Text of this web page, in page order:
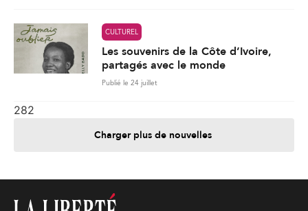
CULTUREL
Les souvenirs de la Côte d’Ivoire,
partagés avec le monde
Publié le 24 juillet
282
Charger plus de nouvelles